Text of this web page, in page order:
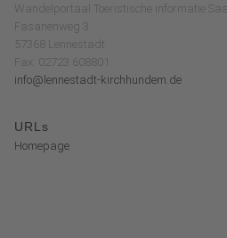
Wandelportaal Toeristische informatie
Fasanenweg 3
57368 Lennestadt
Fax: 02723 608801
info@lennestadt-kirchhundem.de
URLs
Homepage